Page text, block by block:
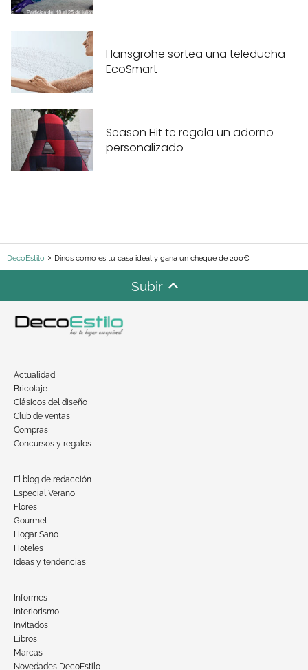
Hansgrohe sortea una teleducha
EcoSmart
Season Hit te regala un adorno
personalizado
DecoEstilo Dinos como es tu casa ideal y gana un cheque de 200€
Subir
Actualidad
Bricolaje
Clásicos del diseño
Club de ventas
Compras
Concursos y regalos
El blog de redacción
Especial Verano
Flores
Gourmet
Hogar Sano
Hoteles
Ideas y tendencias
Informes
Interiorismo
Invitados
Libros
Marcas
Novedades DecoEstilo